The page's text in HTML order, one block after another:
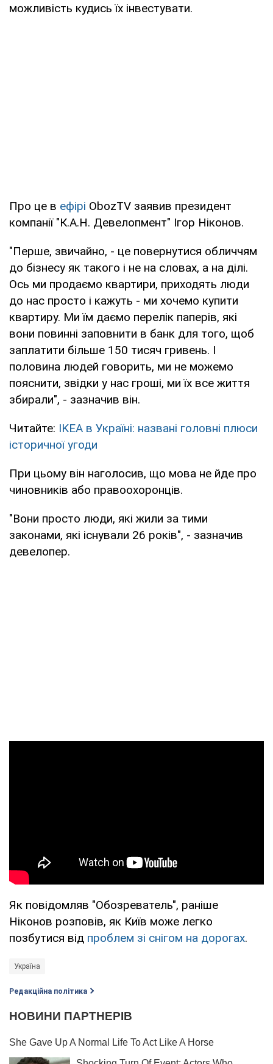
можливість кудись їх інвестувати.
Про це в ефірі ObozTV заявив президент
компанії "К.А.Н. Девелопмент" Ігор Ніконов.
"Перше, звичайно, - це повернутися обличчям
до бізнесу як такого і не на словах, а на ділі.
Ось ми продаємо квартири, приходять люди
до нас просто і кажуть - ми хочемо купити
квартиру. Ми їм даємо перелік паперів, які
вони повинні заповнити в банк для того, щоб
заплатити більше 150 тисяч гривень. І
половина людей говорить, ми не можемо
пояснити, звідки у нас гроші, ми їх все життя
збирали", - зазначив він.
Читайте: IKEA в Україні: названі головні плюси
історичної угоди
При цьому він наголосив, що мова не йде про
чиновників або правоохоронців.
"Вони просто люди, які жили за тими
законами, які існували 26 років", - зазначив
девелопер.
Як повідомляв "Обозреватель", раніше
Ніконов розповів, як Київ може легко
позбутися від проблем зі снігом на дорогах.
Україна
Редакційна політика